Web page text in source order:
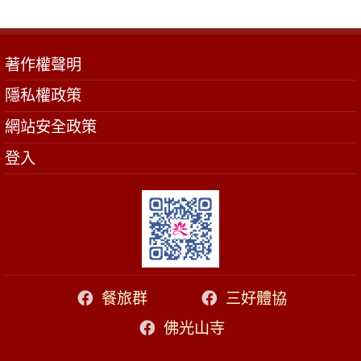
著作權聲明
隱私權政策
網站安全政策
登入
餐旅群
三好體協
佛光山寺